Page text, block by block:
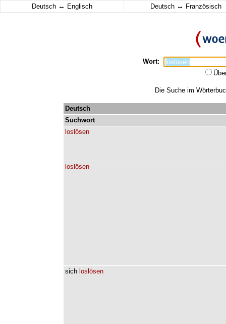
Deutsch ↔ Englisch Deutsch ↔ Französisch
Wort:
Die Suche im
Deutsch
Suchwort
loslösen
loslösen
sich loslösen